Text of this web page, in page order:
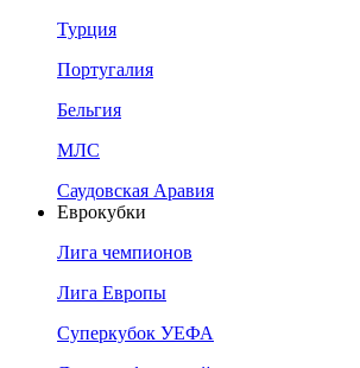
Турция
Португалия
Бельгия
МЛС
Саудовская Аравия
Еврокубки
Лига чемпионов
Лига Европы
Суперкубок УЕФА